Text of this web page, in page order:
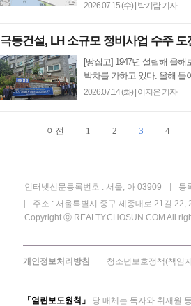
2026.07.15 (수)| 박기람 기자
극동건설, LH 소규모 정비사업 수주
[땅집고] 1947년 설립해 올
박차를 가하고 있다. 올해 들
2026.07.14 (화)| 이지은 기자
이전 1 2 3 4
인터넷신문등록번호 : 서울, 아 03909 등
주소 : 서울특별시 중구 세종대로 21길 22,
Copyright ⓒ REALTY.CHOSUN.COM All
개인정보처리방침 청소년보호정책(책임
「열린보도원칙」 당 매체는 독자와 취재원